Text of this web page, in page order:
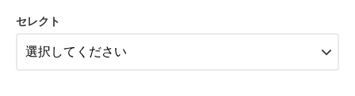
セレクト